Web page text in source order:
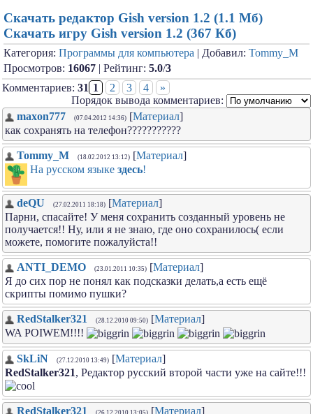
Скачать редактор Gish version 1.2 (1.1 Мб)
Скачать игру Gish version 1.2 (367 Кб)
Категория: Программы для компьютера | Добавил: Tommy_M
Просмотров: 16067 | Рейтинг: 5.0/3
Комментариев: 31 1 2 3 4
»
Порядок вывода комментариев:
maxon777
(07.04.2012 14:36) [Материал]
как сохранять на телефон???????????
Tommy_M (18.02.2012 13:12) [Материал]
На русском языке здесь!
deQU (27.02.2011 18:18) [Материал]
Парни, спасайте! У меня сохранить созданный уровень не
получается!! Ну, или я не знаю, где оно сохранилось( если
можете, помогите пожалуйста!!
ANTI_DEMO (23.01.2011 10:35) [Материал]
Я до сих пор не понял как подсказки делать,а есть ещё
скрипты помимо пушки?
RedStalker321 (28.12.2010 09:50) [Материал]
WA POIWEM!!!!
SkLiN (27.12.2010 13:49) [Материал]
RedStalker321, Редактор русский второй части уже на сайте!!!
RedStalker321 (26.12.2010 13:05) [Материал]